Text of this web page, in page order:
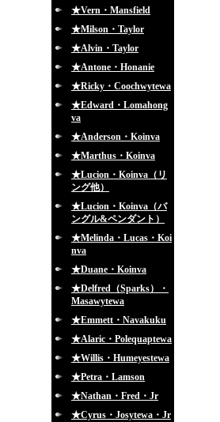
★Vern・Mansfield
★Milson・Taylor
★Alvin・Taylor
★Antone・Honanie
★Ricky・Coochwytewa
★Edward・Lomahong
va
★Anderson・Koinva
★Marthus・Koinva
★Lucion・Koinva（リ
ング他）
★Lucion・Koinva（バ
ングル&ペンダント）
★Melinda・Lucas・Koi
nva
★Duane・Koinva
★Delfred（Sparks）・
Masawytewa
★Emmett・Navakuku
★Alaric・Polequaptewa
★Willis・Humeyestewa
★Petra・Lamson
★Nathan・Fred・Jr
★Cyrus・Josytewa・Jr